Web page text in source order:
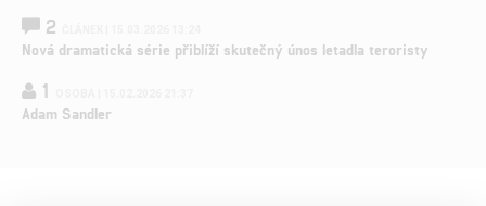
2
Nová dramatická série přiblíží skutečný únos letadla teroristy
1
Adam Sandler